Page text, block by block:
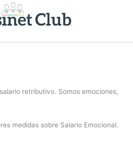
retributivo. Somos emociones,
medidas sobre Salario Emocional.